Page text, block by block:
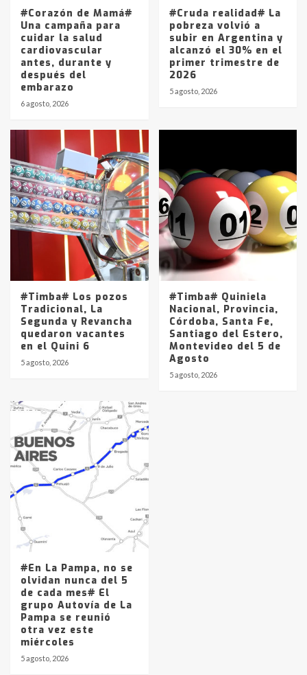
#Corazón de Mamá#
Una campaña para
cuidar la salud
cardiovascular
antes, durante y
después del
embarazo
6 agosto, 2026
#Cruda realidad# La
pobreza volvió a
subir en Argentina y
alcanzó el 30% en el
primer trimestre de
2026
5 agosto, 2026
#Timba# Los pozos
Tradicional, La
Segunda y Revancha
quedaron vacantes
en el Quini 6
5 agosto, 2026
#Timba# Quiniela
Nacional, Provincia,
Córdoba, Santa Fe,
Santiago del Estero,
Montevideo del 5 de
Agosto
5 agosto, 2026
#En La Pampa, no se
olvidan nunca del 5
de cada mes# El
grupo Autovía de La
Pampa se reunió
otra vez este
miércoles
5 agosto, 2026